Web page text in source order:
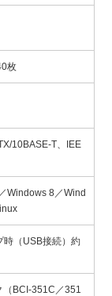
枚
10BASE-T、IEE
Windows 8／Wind
（USB接続）約
BCI-351C／351